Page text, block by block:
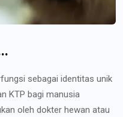
sebagai identitas unik
KTP bagi manusia
oleh dokter hewan atau